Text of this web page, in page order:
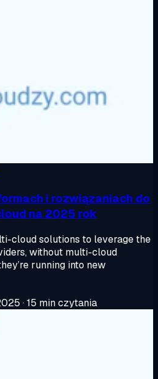
i rozwiązaniach do
na 2025 rok
cloud solutions to leverage the
without multi-cloud
running into new
·15 min czytania